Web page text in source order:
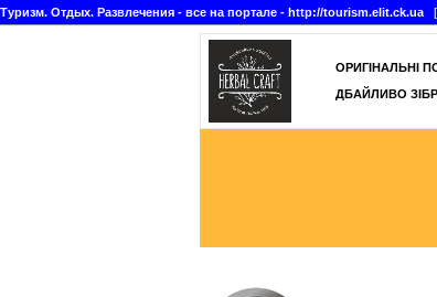
Туризм. Отдых. Развлечения - все на портале - http://tourism.elit.ck.ua [
ОРИГІНАЛЬНІ
ДБАЙЛИВО